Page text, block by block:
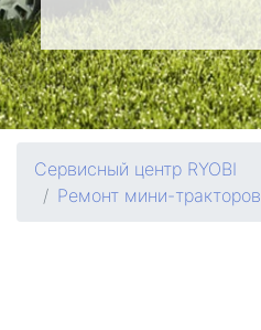
Сервисный центр RYOBI
Ремонт мини-тракторов